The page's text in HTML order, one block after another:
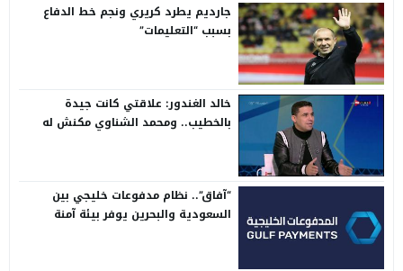
جارديم يطرد كريري ونجم خط الدفاع
بسبب “التعليمات”
خالد الغندور: علاقتي كانت جيدة
بالخطيب.. ومحمد الشناوي مكنش له
“آفاق”.. نظام مدفوعات خليجي بين
السعودية والبحرين يوفر بيئة آمنة